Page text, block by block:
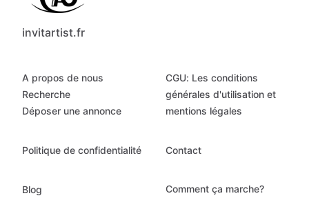
invitartist.fr
A propos de nous
Recherche
Déposer une annonce
CGU: Les conditions
générales d'utilisation et
mentions légales
Politique de confidentialité Contact
Blog Comment ça marche?